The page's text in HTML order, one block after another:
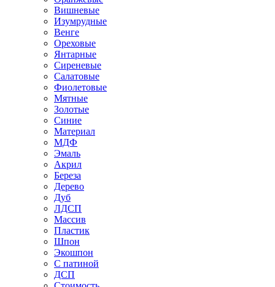
Вишневые
Изумрудные
Венге
Ореховые
Янтарные
Сиреневые
Салатовые
Фиолетовые
Мятные
Золотые
Синие
Материал
МДФ
Эмаль
Акрил
Береза
Дерево
Дуб
ЛДСП
Массив
Пластик
Шпон
Экошпон
С патиной
ДСП